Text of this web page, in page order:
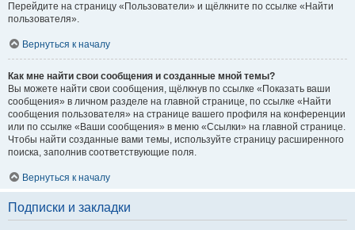
Перейдите на страницу «Пользователи» и щёлкните по ссылке «Найти
пользователя».
Вернуться к началу
Как мне найти свои сообщения и созданные мной темы?
Вы можете найти свои сообщения, щёлкнув по ссылке «Показать ваши
сообщения» в личном разделе на главной странице, по ссылке «Найти
сообщения пользователя» на странице вашего профиля на конференции
или по ссылке «Ваши сообщения» в меню «Ссылки» на главной странице.
Чтобы найти созданные вами темы, используйте страницу расширенного
поиска, заполнив соответствующие поля.
Вернуться к началу
Подписки и закладки